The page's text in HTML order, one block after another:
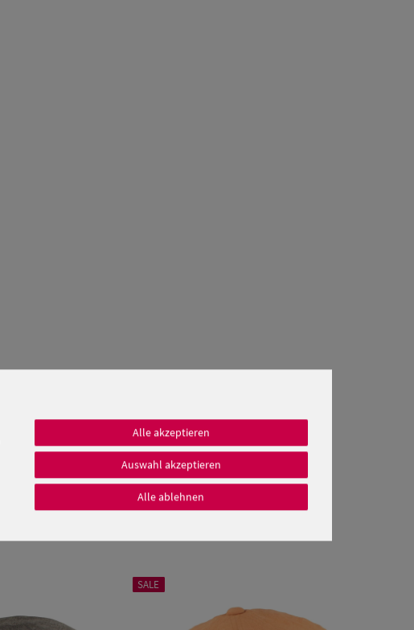
SALE
Alle akzeptieren
Auswahl akzeptieren
Alle ablehnen